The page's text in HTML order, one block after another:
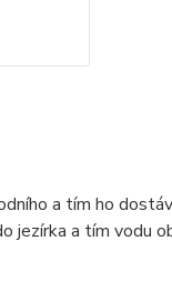
a tím ho
jezírka a tím vodu